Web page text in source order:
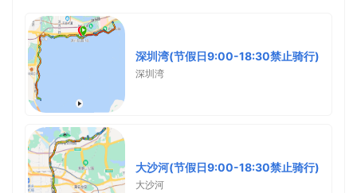
深圳湾(节假日9:00-18:30禁止骑行)
深圳湾
大沙河(节假日9:00-18:30禁止骑行)
大沙河